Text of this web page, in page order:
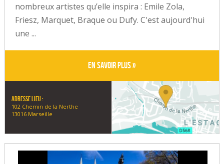
nombreux artistes qu’elle inspira : Emile Zola,
Friesz, Marquet, Braque ou Dufy. C'est aujourd'hui
une ...
En savoir plus »
Adresse lieu :
102 Chemin de la Nerthe
13016 Marseille